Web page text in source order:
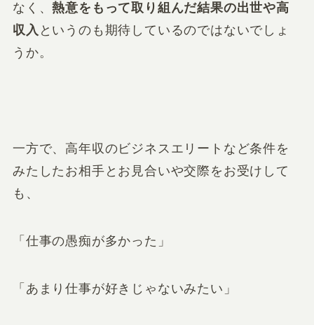
なく、熱意をもって取り組んだ結果の出世や高
収入 というのも期待しているのではないでしょ
うか。
一方で、高年収のビジネスエリートなど条件を
みたしたお相手とお見合いや交際をお受けして
も、
「仕事の愚痴が多かった」
「あまり仕事が好きじゃないみたい」